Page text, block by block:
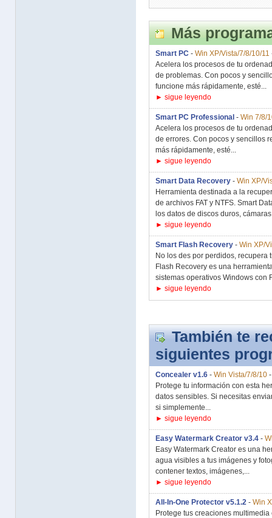
Más
Smart PC - Win XP/Vista/7/8/10/11
Acelera los procesos de tu
de problemas. Con pocos y
funcione más rápidamente, esté...
► sigue leyendo
Smart PC Professional - Win 7/8/
Acelera los procesos de tu
de errores. Con pocos y sencillos
más rápidamente, esté...
► sigue leyendo
Smart Data Recovery - Win XP/
Herramienta destinada a la
de archivos FAT y NTFS. Smart
los datos de discos duros,
► sigue leyendo
Smart Flash Recovery - Win XP/
No los des por perdidos, recupera
Flash Recovery es una
sistemas operativos Windows con
► sigue leyendo
También te
siguientes
Concealer v1.6 - Win Vista/7/8/10
Protege tu información con esta
datos sensibles. Si necesitas
si simplemente...
► sigue leyendo
Easy Watermark Creator v3.4 -
Easy Watermark Creator es una
agua visibles a tus imágenes y
contener textos, imágenes,...
► sigue leyendo
All-In-One Protector v5.1.2 - Win
Protege tus creaciones